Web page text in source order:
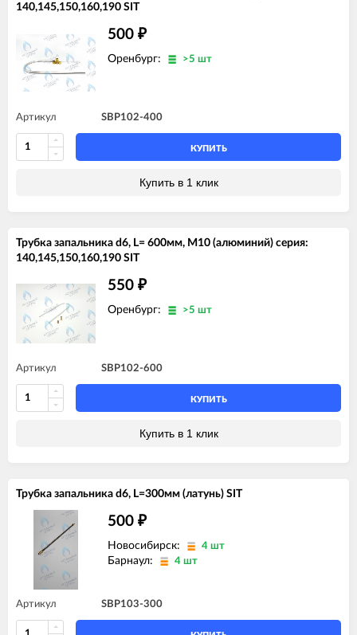
140,145,150,160,190 SIT
500 ₽
Оренбург: >5 шт
Артикул SBP102-400
КУПИТЬ
Купить в 1 клик
Трубка запальника d6, L= 600мм, M10 (алюминий) серия:
140,145,150,160,190 SIT
550 ₽
Оренбург: >5 шт
Артикул SBP102-600
КУПИТЬ
Купить в 1 клик
Трубка запальника d6, L=300мм (латунь) SIT
500 ₽
Новосибирск: 4 шт
Барнаул: 4 шт
Артикул SBP103-300